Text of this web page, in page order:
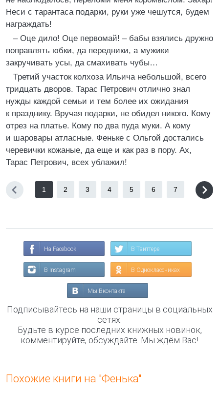
Неси с тарантаса подарки, руки уже чешутся, будем
награждать!
– Оце дило! Оце первомай! – бабы взялись дружно
поправлять юбки, да передники, а мужики
закручивать усы, да смахивать чубы…
Третий участок колхоза Ильича небольшой, всего
тридцать дворов. Тарас Петрович отлично знал
нужды каждой семьи и тем более их ожидания
к празднику. Вручая подарки, не обидел никого. Кому
отрез на платье. Кому по два пуда муки. А кому
и шаровары атласные. Феньке с Ольгой достались
черевички кожаные, да еще и как раз в пору. Ах,
Тарас Петрович, всех ублажил!
1 2 3 4 5 6 7
На Facebook В Твиттере
В Instagram В Одноклассниках
Мы Вконтакте
Подписывайтесь на наши страницы в социальных
сетях.
Будьте в курсе последних книжных новинок,
комментируйте, обсуждайте. Мы ждём Вас!
Похожие книги на "Фенька"